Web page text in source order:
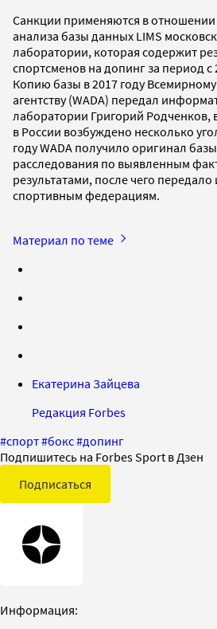
Санкции применяются в отношении
анализа базы данных LIMS
лаборатории, которая содержит
спортсменов на допинг за период с
Копию базы в 2017 году
агентству (WADA) передал
лаборатории Григорий Родченков,
в России возбуждено несколько
году WADA получило оригинал
расследования по выявленным
результатами, после чего
спортивным федерациям.
Материал по теме
Екатерина Зайцева
Редакция Forbes
#спорт#бокс#допинг
Подпишитесь на Forbes Sport в Дзен
Подписаться
Информация: